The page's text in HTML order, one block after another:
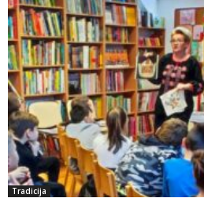
Tradicija